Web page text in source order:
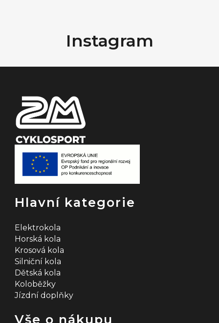
t
Instagram
Hlavní kategorie
Elektrokola
Horská kola
Krosová kola
Silniční kola
Dětská kola
Koloběžky
Jízdní doplňky
Vše o nákupu